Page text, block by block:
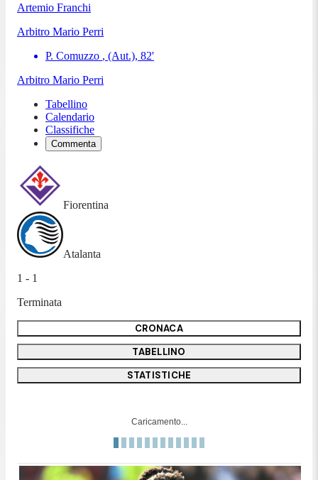
Artemio Franchi
Arbitro Mario Perri
P. Comuzzo , (Aut.), 82'
Arbitro Mario Perri
Tabellino
Calendario
Classifiche
Commenta
Fiorentina
Atalanta
1 - 1
Terminata
CRONACA
TABELLINO
STATISTICHE
Caricamento...